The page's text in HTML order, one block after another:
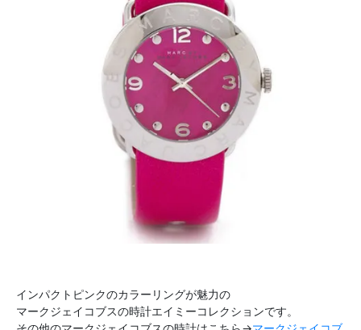
インパクトピンクのカラーリングが魅力の
マークジェイコブスの時計エイミーコレクションです。